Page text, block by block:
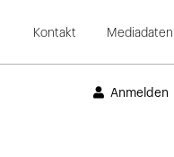
Kontakt Mediadaten
Anmelden